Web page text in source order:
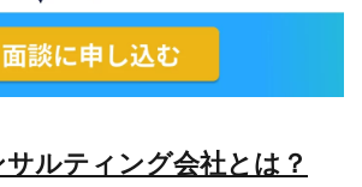
ルティング会社とは？